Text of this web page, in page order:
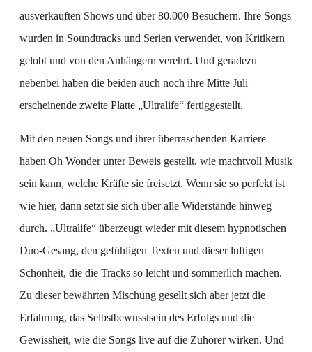
ausverkauften Shows und über 80.000 Besuchern. Ihre Songs
wurden in Soundtracks und Serien verwendet, von Kritikern
gelobt und von den Anhängern verehrt. Und geradezu
nebenbei haben die beiden auch noch ihre Mitte Juli
erscheinende zweite Platte „Ultralife“ fertiggestellt.
Mit den neuen Songs und ihrer überraschenden Karriere
haben Oh Wonder unter Beweis gestellt, wie machtvoll Musik
sein kann, welche Kräfte sie freisetzt. Wenn sie so perfekt ist
wie hier, dann setzt sie sich über alle Widerstände hinweg
durch. „Ultralife“ überzeugt wieder mit diesem hypnotischen
Duo-Gesang, den gefühligen Texten und dieser luftigen
Schönheit, die die Tracks so leicht und sommerlich machen.
Zu dieser bewährten Mischung gesellt sich aber jetzt die
Erfahrung, das Selbstbewusstsein des Erfolgs und die
Gewissheit, wie die Songs live auf die Zuhörer wirken. Und